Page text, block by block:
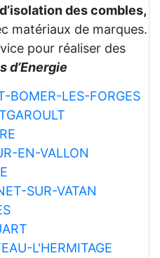
des combles,
matériaux de marques.
pour réaliser des
d’Energie
BOMER-LES-FORGES
EN-VALLON
SUR-VATAN
L'HERMITAGE